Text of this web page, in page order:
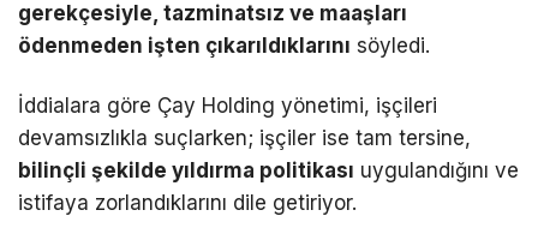
gerekçesiyle, tazminatsız ve maaşları
ödenmeden işten çıkarıldıklarını söyledi.
İddialara göre Çay Holding yönetimi, işçileri
devamsızlıkla suçlarken; işçiler ise tam tersine,
bilinçli şekilde yıldırma politikası uygulandığını ve
istifaya zorlandıklarını dile getiriyor.